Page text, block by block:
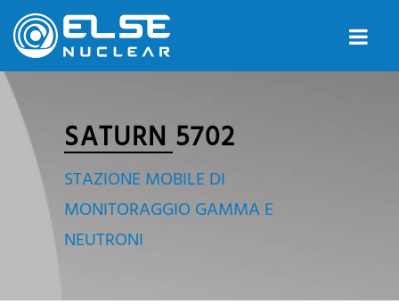
SATURN 5702
STAZIONE MOBILE DI
MONITORAGGIO GAMMA E
NEUTRONI